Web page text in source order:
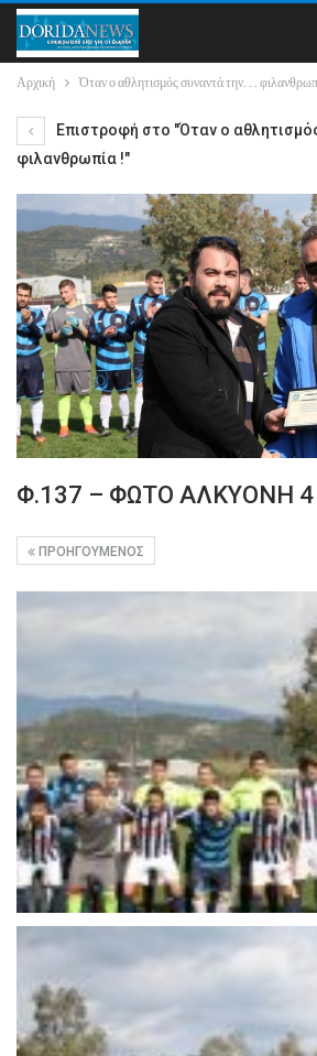
Αρχική Όταν ο αθλητισμός συναντά την. . .
Επιστροφή στο "Όταν ο
φιλανθρωπία !"
Φ.137 – ΦΩΤΟ ΑΛΚΥΟΝΗ 4
ΠΡΟΗΓΟΎΜΕΝΟΣ